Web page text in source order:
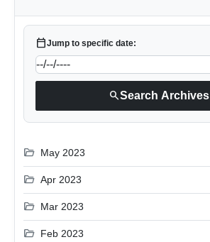
calendar_todayJump to specific date:
searchSearch Archives
folder_open May 2023
folder_open Apr 2023
folder_open Mar 2023
folder_open Feb 2023